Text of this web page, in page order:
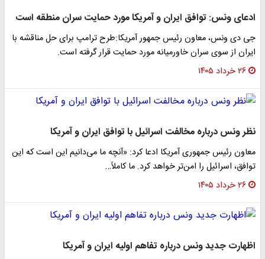
ادعای ونس: توافق ایران و آمریکا مورد حمایت سران منطقه است
جی دی ونس، معاون رئیس جمهور آمریکا:طرح ترامپ برای حل مناقشه با
ایران از سوی سران خاورمیانه مورد حمایت قرار گرفته است.
۲۶ خرداد ۱۴۰۵
نظر ونس درباره مخالفت اسرائیل با توافق ایران و آمریکا
معاون رئیس جمهوری آمریکا ادعا کرد: «آنچه ما می‌دانیم این است که این
توافق، اسرائیل را امن‌تر خواهد کرد. ما کاملاً…
۲۶ خرداد ۱۴۰۵
اظهارت جدید ونس درباره تفاهم اولیه ایران و آمریکا